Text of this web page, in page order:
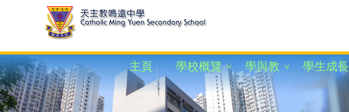
主頁 學校概覽 學與教 學生成長